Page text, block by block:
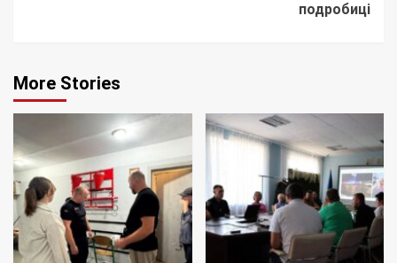
подробиці
More Stories